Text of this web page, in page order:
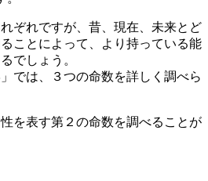
ぞれですが、昔、現在、未来とど
ことによって、より持っている能
でしょう。
では、３つの命数を詳しく調べら
を表す第２の命数を調べることが